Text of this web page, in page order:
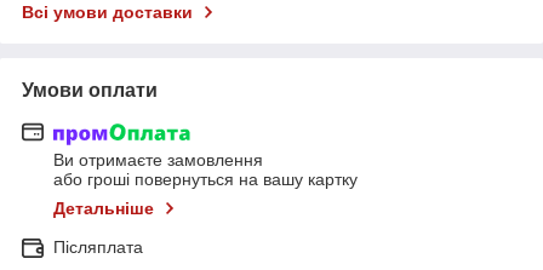
Всі умови доставки
Умови оплати
Ви отримаєте замовлення
або гроші повернуться на вашу картку
Детальніше
Післяплата